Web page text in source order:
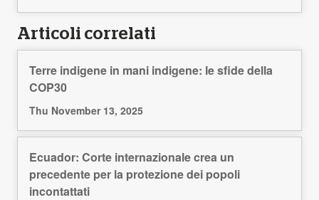
Articoli correlati
Terre indigene in mani indigene: le sfide della
COP30
Thu November 13, 2025
Ecuador: Corte internazionale crea un
precedente per la protezione dei popoli
incontattati